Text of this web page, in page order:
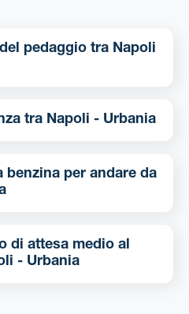
tra Napoli
Qual è la distanza tra Napoli - Urbania
benzina per andare da
di attesa medio al
Napoli - Urbania